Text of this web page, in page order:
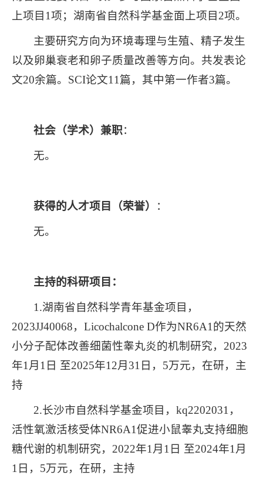
上项目1项；湖南省自然科学基金面上项目2项。
主要研究方向为环境毒理与生殖、精子发生
以及卵巢衰老和卵子质量改善等方向。共发表论
文20余篇。SCI论文11篇，其中第一作者3篇。
社会（学术）兼职：
无。
获得的人才项目（荣誉） ：
无。
主持的科研项目：
1.湖南省自然科学青年基金项目，
2023JJ40068，Licochalcone D作为NR6A1的天然
小分子配体改善细菌性睾丸炎的机制研究，2023
年1月1日 至2025年12月31日，5万元，在研，主
持
2.长沙市自然科学基金项目，kq2202031，
活性氧激活核受体NR6A1促进小鼠睾丸支持细胞
糖代谢的机制研究，2022年1月1日 至2024年1月
1日，5万元，在研，主持